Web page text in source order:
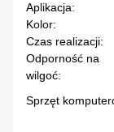
Aplikacja:
Kolor:
Czas realizacji:
Odporność na
wilgoć:
Sprzęt